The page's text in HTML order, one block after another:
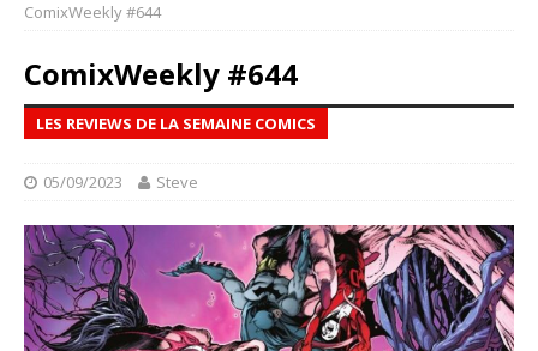
ComixWeekly #644
ComixWeekly #644
LES REVIEWS DE LA SEMAINE COMICS
05/09/2023 Steve